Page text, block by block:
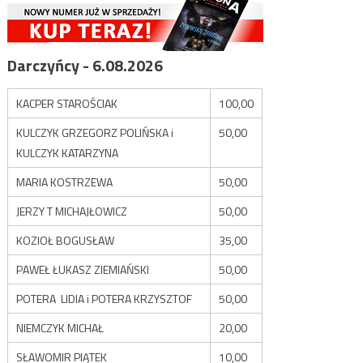
Darczyńcy - 6.08.2026
KACPER STAROŚCIAK
100,00
KULCZYK GRZEGORZ POLIŃSKA i
KULCZYK KATARZYNA
50,00
MARIA KOSTRZEWA
50,00
JERZY T MICHAJŁOWICZ
50,00
KOZIOŁ BOGUSŁAW
35,00
PAWEŁ ŁUKASZ ZIEMIAŃSKI
50,00
POTERA LIDIA i POTERA KRZYSZTOF
50,00
NIEMCZYK MICHAŁ
20,00
SŁAWOMIR PIĄTEK
10,00